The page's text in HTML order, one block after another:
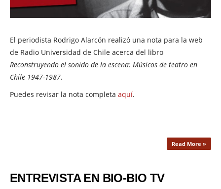
El periodista Rodrigo Alarcón realizó una nota para la web
de Radio Universidad de Chile acerca del libro
Reconstruyendo el sonido de la escena: Músicos de teatro en
Chile 1947-1987.
Puedes revisar la nota completa aquí.
Read More »
ENTREVISTA EN BIO-BIO TV